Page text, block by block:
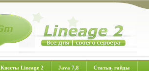
Квесты Lineage 2 Java 7,8 Статьи, гайды